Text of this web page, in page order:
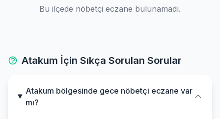
Bu ilçede nöbetçi eczane bulunamadı.
Atakum İçin Sıkça Sorulan Sorular
Atakum bölgesinde gece nöbetçi eczane var
mı?